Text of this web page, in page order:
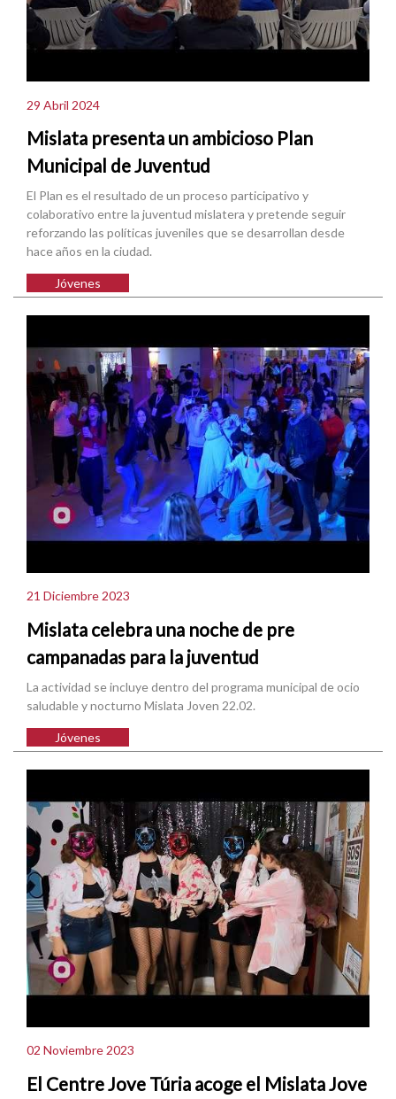
29 Abril 2024
Mislata presenta un ambicioso Plan
Municipal de Juventud
El Plan es el resultado de un proceso participativo y
colaborativo entre la juventud mislatera y pretende seguir
reforzando las políticas juveniles que se desarrollan desde
hace años en la ciudad.
Jóvenes
21 Diciembre 2023
Mislata celebra una noche de pre
campanadas para la juventud
La actividad se incluye dentro del programa municipal de ocio
saludable y nocturno Mislata Joven 22.02.
Jóvenes
02 Noviembre 2023
El Centre Jove Túria acoge el Mislata Jove